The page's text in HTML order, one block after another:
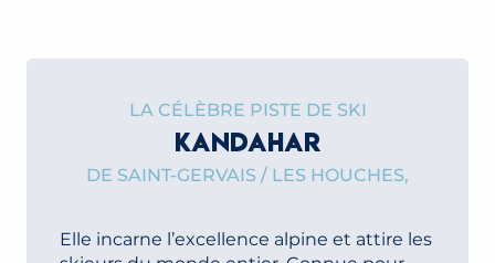
LA CÉLÈBRE PISTE DE SKI
KANDAHAR
DE SAINT-GERVAIS / LES HOUCHES,
Elle incarne l’excellence alpine et attire les